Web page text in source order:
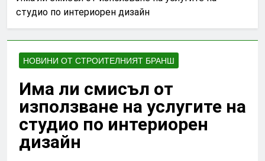
студио по интериорен дизайн
НОВИНИ ОТ СТРОИТЕЛНИЯТ БРАНШ
Има ли смисъл от
използване на услугите на
студио по интериорен
дизайн